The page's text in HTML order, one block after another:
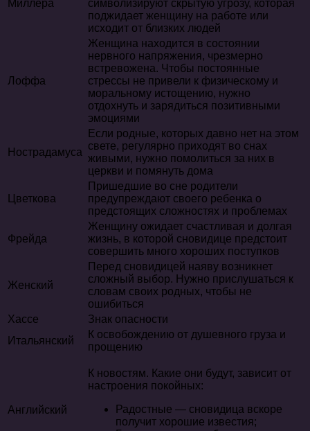
Миллера
символизируют скрытую угрозу, которая
поджидает женщину на работе или
исходит от близких людей
Лоффа
Женщина находится в состоянии
нервного напряжения, чрезмерно
встревожена. Чтобы постоянные
стрессы не привели к физическому и
моральному истощению, нужно
отдохнуть и зарядиться позитивными
эмоциями
Нострадамуса
Если родные, которых давно нет на этом
свете, регулярно приходят во снах
живыми, нужно помолиться за них в
церкви и помянуть дома
Цветкова
Пришедшие во сне родители
предупреждают своего ребенка о
предстоящих сложностях и проблемах
Фрейда
Женщину ожидает счастливая и долгая
жизнь, в которой сновидице предстоит
совершить много хороших поступков
Женский
Перед сновидицей наяву возникнет
сложный выбор. Нужно прислушаться к
словам своих родных, чтобы не
ошибиться
Хассе
Знак опасности
Итальянский
К освобождению от душевного груза и
прощению
Английский
К новостям. Какие они будут, зависит от
настроения покойных:
Радостные — сновидица вскоре
получит хорошие известия;